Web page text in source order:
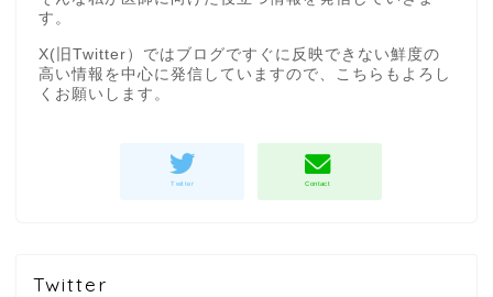
す。
X(旧Twitter）ではブログですぐに反映できない鮮度の
高い情報を中心に発信していますので、こちらもよろし
くお願いします。
Twitter